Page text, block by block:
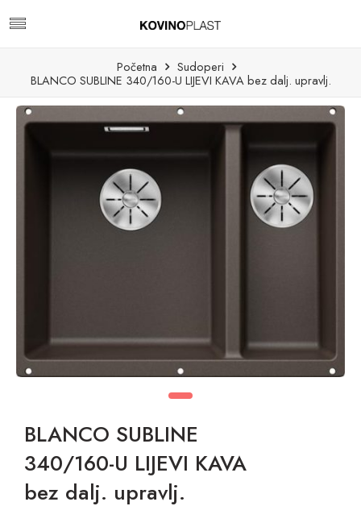
Početna
Sudoperi
BLANCO SUBLINE 340/160-U LIJEVI KAVA bez dalj. upravlj.
BLANCO SUBLINE
340/160-U LIJEVI KAVA
bez dalj. upravlj.